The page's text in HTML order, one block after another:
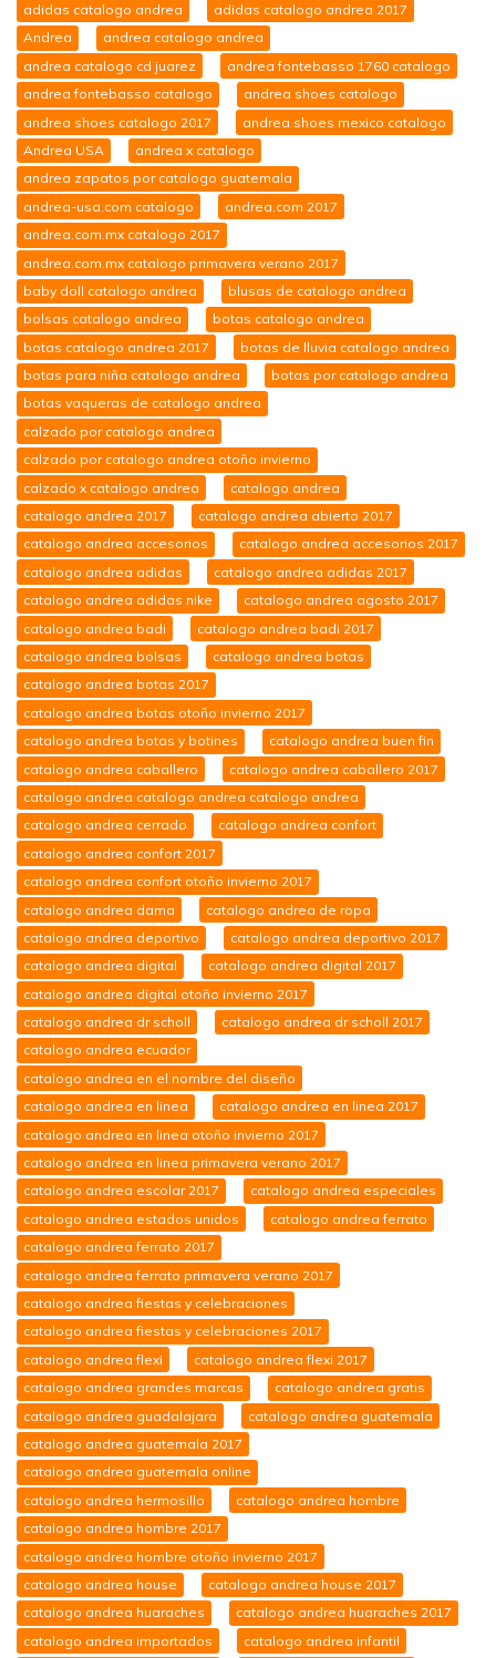
adidas catalogo andrea
adidas catalogo andrea 2017
Andrea
andrea catalogo andrea
andrea catalogo cd juarez
andrea fontebasso 1760 catalogo
andrea fontebasso catalogo
andrea shoes catalogo
andrea shoes catalogo 2017
andrea shoes mexico catalogo
Andrea USA
andrea x catalogo
andrea zapatos por catalogo guatemala
andrea-usa.com catalogo
andrea.com 2017
andrea.com.mx catalogo 2017
andrea.com.mx catalogo primavera verano 2017
baby doll catalogo andrea
blusas de catalogo andrea
bolsas catalogo andrea
botas catalogo andrea
botas catalogo andrea 2017
botas de lluvia catalogo andrea
botas para niña catalogo andrea
botas por catalogo andrea
botas vaqueras de catalogo andrea
calzado por catalogo andrea
calzado por catalogo andrea otoño invierno
calzado x catalogo andrea
catalogo andrea
catalogo andrea 2017
catalogo andrea abierto 2017
catalogo andrea accesorios
catalogo andrea accesorios 2017
catalogo andrea adidas
catalogo andrea adidas 2017
catalogo andrea adidas nike
catalogo andrea agosto 2017
catalogo andrea badi
catalogo andrea badi 2017
catalogo andrea bolsas
catalogo andrea botas
catalogo andrea botas 2017
catalogo andrea botas otoño invierno 2017
catalogo andrea botas y botines
catalogo andrea buen fin
catalogo andrea caballero
catalogo andrea caballero 2017
catalogo andrea catalogo andrea catalogo andrea
catalogo andrea cerrado
catalogo andrea confort
catalogo andrea confort 2017
catalogo andrea confort otoño invierno 2017
catalogo andrea dama
catalogo andrea de ropa
catalogo andrea deportivo
catalogo andrea deportivo 2017
catalogo andrea digital
catalogo andrea digital 2017
catalogo andrea digital otoño invierno 2017
catalogo andrea dr scholl
catalogo andrea dr scholl 2017
catalogo andrea ecuador
catalogo andrea en el nombre del diseño
catalogo andrea en linea
catalogo andrea en linea 2017
catalogo andrea en linea otoño invierno 2017
catalogo andrea en linea primavera verano 2017
catalogo andrea escolar 2017
catalogo andrea especiales
catalogo andrea estados unidos
catalogo andrea ferrato
catalogo andrea ferrato 2017
catalogo andrea ferrato primavera verano 2017
catalogo andrea fiestas y celebraciones
catalogo andrea fiestas y celebraciones 2017
catalogo andrea flexi
catalogo andrea flexi 2017
catalogo andrea grandes marcas
catalogo andrea gratis
catalogo andrea guadalajara
catalogo andrea guatemala
catalogo andrea guatemala 2017
catalogo andrea guatemala online
catalogo andrea hermosillo
catalogo andrea hombre
catalogo andrea hombre 2017
catalogo andrea hombre otoño invierno 2017
catalogo andrea house
catalogo andrea house 2017
catalogo andrea huaraches
catalogo andrea huaraches 2017
catalogo andrea importados
catalogo andrea infantil